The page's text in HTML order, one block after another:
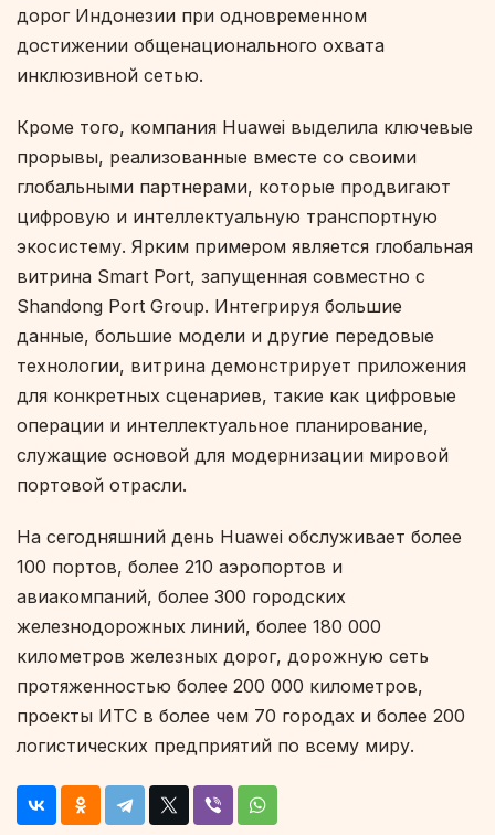
дорог Индонезии при одновременном
достижении общенационального охвата
инклюзивной сетью.
Кроме того, компания Huawei выделила ключевые
прорывы, реализованные вместе со своими
глобальными партнерами, которые продвигают
цифровую и интеллектуальную транспортную
экосистему. Ярким примером является глобальная
витрина Smart Port, запущенная совместно с
Shandong Port Group. Интегрируя большие
данные, большие модели и другие передовые
технологии, витрина демонстрирует приложения
для конкретных сценариев, такие как цифровые
операции и интеллектуальное планирование,
служащие основой для модернизации мировой
портовой отрасли.
На сегодняшний день Huawei обслуживает более
100 портов, более 210 аэропортов и
авиакомпаний, более 300 городских
железнодорожных линий, более 180 000
километров железных дорог, дорожную сеть
протяженностью более 200 000 километров,
проекты ИТС в более чем 70 городах и более 200
логистических предприятий по всему миру.